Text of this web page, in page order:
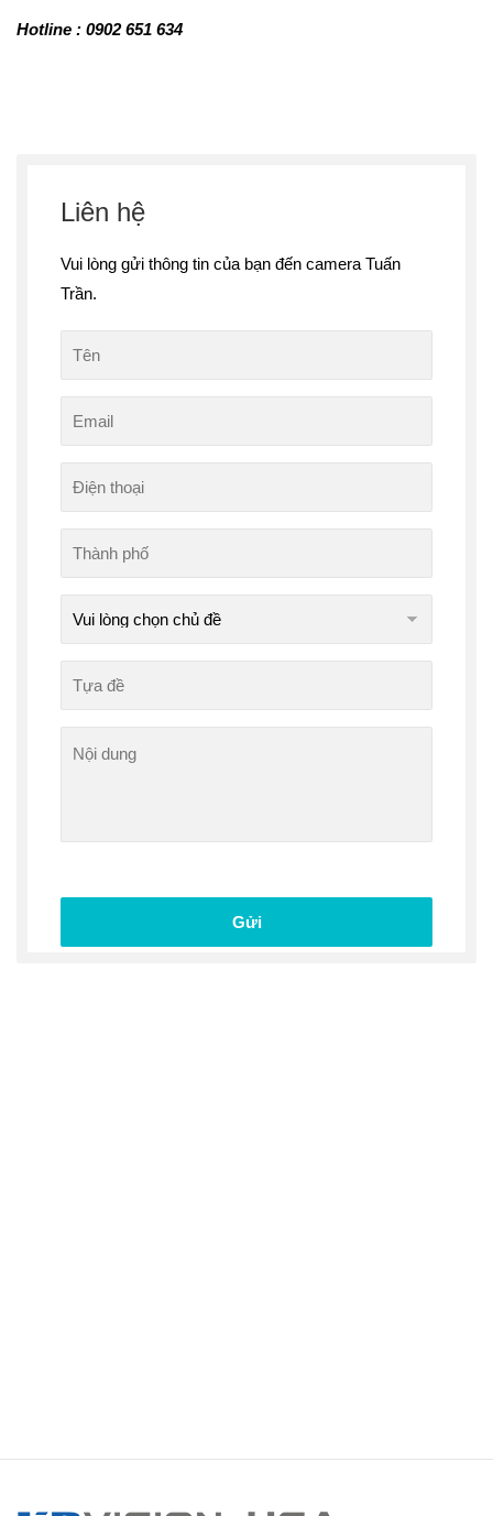
Hotline : 0902 651 634
Liên hệ
Vui lòng gửi thông tin của bạn đến camera Tuấn
Trần.